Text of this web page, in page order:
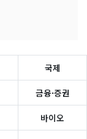
국제
금융·증권
바이오